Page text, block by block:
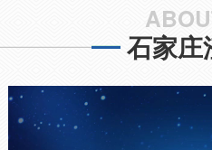
石家庄